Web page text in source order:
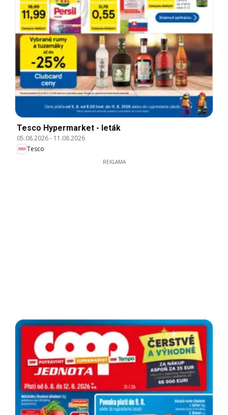
Tesco Hypermarket - leták
05.08.2026- 11.08.2026
Tesco
REKLAMA